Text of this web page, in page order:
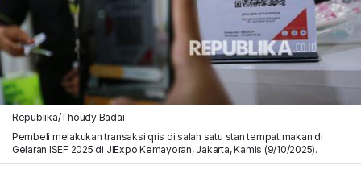
Republika/Thoudy Badai
Pembeli melakukan transaksi qris di salah satu stan tempat makan di
Gelaran ISEF 2025 di JIExpo Kemayoran, Jakarta, Kamis (9/10/2025).